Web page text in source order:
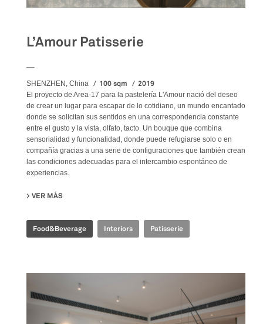
L’Amour Patisserie
SHENZHEN, China 100 sqm 2019
El proyecto de Area-17 para la pastelería L'Amour nació del deseo
de crear un lugar para escapar de lo cotidiano, un mundo encantado
donde se solicitan sus sentidos en una correspondencia constante
entre el gusto y la vista, olfato, tacto. Un bouque que combina
sensorialidad y funcionalidad, donde puede refugiarse solo o en
compañía gracias a una serie de configuraciones que también crean
las condiciones adecuadas para el intercambio espontáneo de
experiencias.
VER MÁS
Food&Beverage Interiors Patisserie